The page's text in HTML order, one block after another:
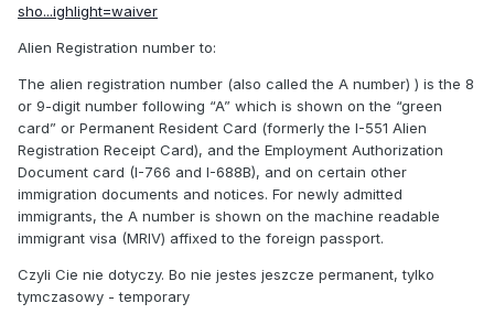
sho...ighlight=waiver
Alien Registration number to:
The alien registration number (also called the A number) ) is the 8
or 9-digit number following “A” which is shown on the “green
card” or Permanent Resident Card (formerly the I-551 Alien
Registration Receipt Card), and the Employment Authorization
Document card (I-766 and I-688B), and on certain other
immigration documents and notices. For newly admitted
immigrants, the A number is shown on the machine readable
immigrant visa (MRIV) affixed to the foreign passport.
Czyli Cie nie dotyczy. Bo nie jestes jeszcze permanent, tylko
tymczasowy - temporary